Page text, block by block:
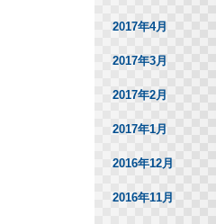
2017年4月
2017年3月
2017年2月
2017年1月
2016年12月
2016年11月